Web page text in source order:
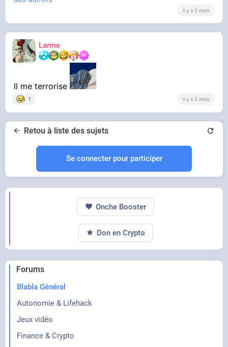
il y a 2 mois
Larme
Il me terrorise
1 il y a 2 mois
Retou à liste des sujets
Se connecter pour participer
Forums
Blabla Général
Autonomie & Lifehack
Jeux vidéo
Finance & Crypto
Onche Booster
Don en Crypto